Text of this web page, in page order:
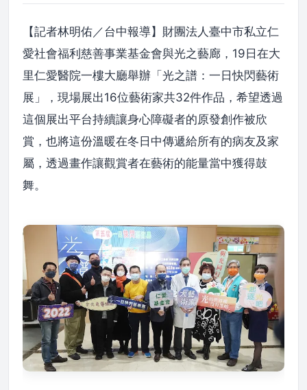
【記者林明佑／台中報導】財團法人臺中市私立仁
愛社會福利慈善事業基金會與光之藝廊，19日在大
里仁愛醫院一樓大廳舉辦「光之譜：一日快閃藝術
展」，現場展出16位藝術家共32件作品，希望透過
這個展出平台持續讓身心障礙者的原發創作被欣
賞，也將這份溫暖在冬日中傳遞給所有的病友及家
屬，透過畫作讓觀賞者在藝術的能量當中獲得鼓
舞。